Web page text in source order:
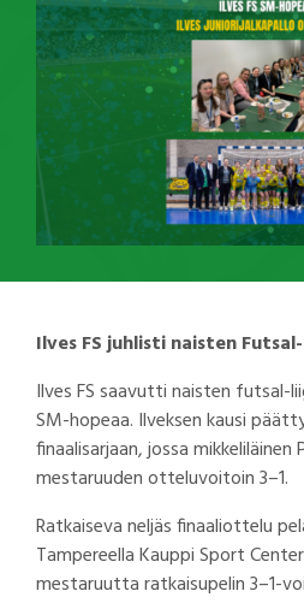
Ilves FS juhlisti naisten
Ilves FS saavutti naisten futsal-
SM-hopeaa. Ilveksen kausi
finaalisarjaan, jossa mikkeliläinen
mestaruuden otteluvoitoin 3–1.
Ratkaiseva neljäs finaaliottelu
Tampereella Kauppi Sport
mestaruutta ratkaisupelin 3–1-